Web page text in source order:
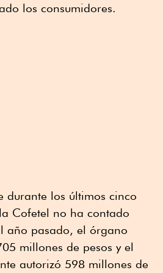
los consumidores.
durante los últimos cinco
Cofetel no ha contado
año pasado, el órgano
millones de pesos y el
autorizó 598 millones de